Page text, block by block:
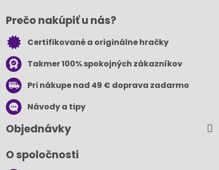
Prečo nakúpiť u nás?
Certifikované a originálne hračky
Takmer 100% spokojných zákazníkov
Pri nákupe nad 49 € doprava zadarmo
Návody a tipy
Objednávky
O spoločnosti